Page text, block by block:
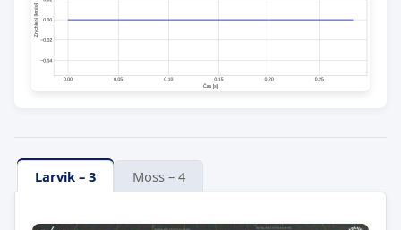
Larvik – 3 Moss – 4